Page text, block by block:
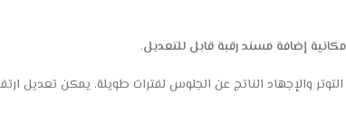
إضافة مسند رقبة قابل للتعديل.
والإجهاد الناتج عن الجلوس لفترات طويلة. يمكن تعديل